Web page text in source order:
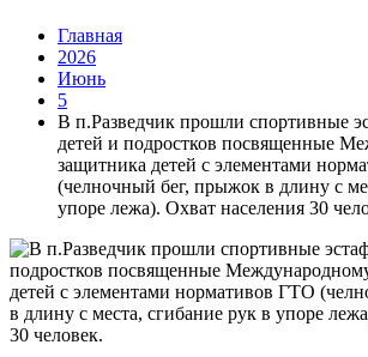
Главная
2026
Июнь
5
В п.Разведчик прошли спортивные
детей и подростков посвященные
защитника детей с элементами
(челночный бег, прыжок в длину с
упоре лежа). Охват населения 30